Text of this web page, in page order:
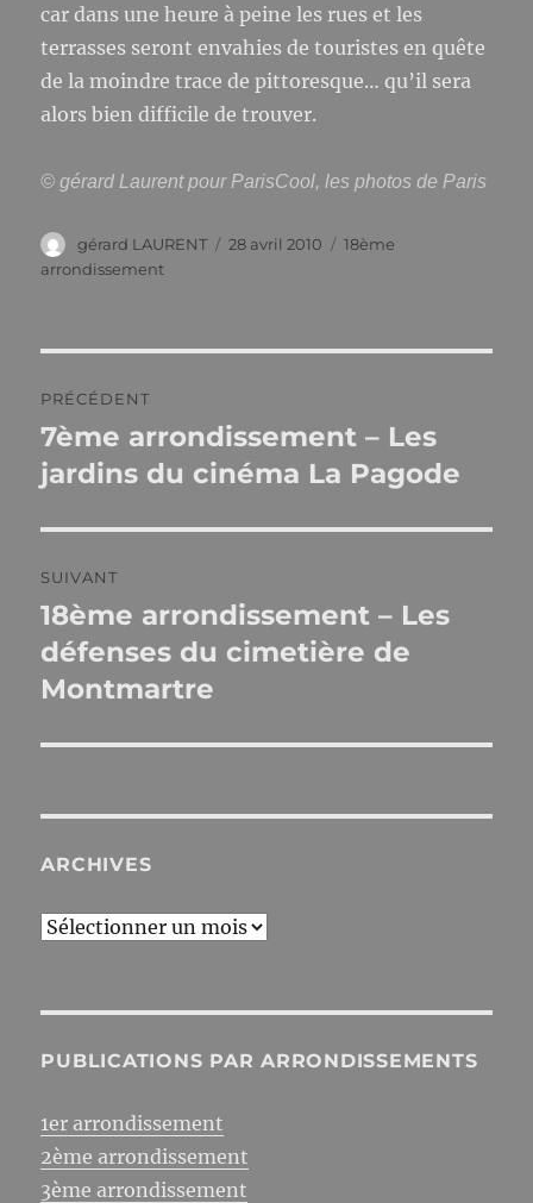
car dans une heure à peine les rues et les
terrasses seront envahies de touristes en quête
de la moindre trace de pittoresque… qu’il sera
alors bien difficile de trouver.
© gérard Laurent pour ParisCool, les photos de Paris
Auteur
gérard LAURENT
Publié
28 avril 2010 Catégories
18ème
arrondissement
de
l’article
PRÉCÉDENT
Publication
précédente :
7ème arrondissement – Les
jardins du cinéma La Pagode
SUIVANT
Publication
suivante :
18ème arrondissement – Les
défenses du cimetière de
Montmartre
ARCHIVES
Archives
PUBLICATIONS PAR ARRONDISSEMENTS
1er arrondissement
2ème arrondissement
3ème arrondissement